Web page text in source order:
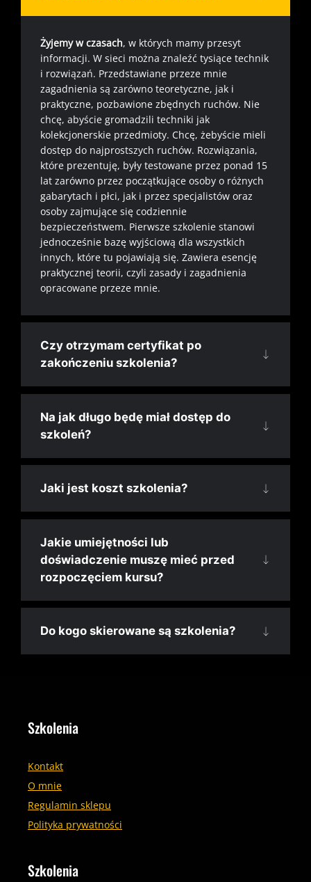
Żyjemy w czasach, w których mamy przesyt
informacji. W sieci można znaleźć tysiące technik
i rozwiązań. Przedstawiane przeze mnie
zagadnienia są zarówno teoretyczne, jak i
praktyczne, pozbawione zbędnych ruchów. Nie
chcę, abyście gromadzili techniki jak
kolekcjonerskie przedmioty. Chcę, żebyście mieli
dostęp do najprostszych ruchów. Rozwiązania,
które prezentuję, były testowane przez ponad 15
lat zarówno przez początkujące osoby o różnych
gabarytach i płci, jak i przez specjalistów oraz
osoby zajmujące się codziennie
bezpieczeństwem. Pierwsze szkolenie stanowi
jednocześnie bazę wyjściową dla wszystkich
innych, które tu pojawiają się. Zawiera esencję
praktycznej teorii, czyli zasady i zagadnienia
opracowane przeze mnie.
Czy otrzymam certyfikat po
zakończeniu szkolenia?
Na jak długo będę miał dostęp do
szkoleń?
Jaki jest koszt szkolenia?
Jakie umiejętności lub
doświadczenie muszę mieć przed
rozpoczęciem kursu?
Do kogo skierowane są szkolenia?
Szkolenia
Kontakt
O mnie
Regulamin sklepu
Polityka prywatności
Szkolenia